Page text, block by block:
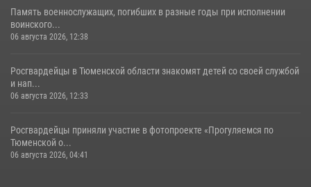
Память военнослужащих, погибших в разные годы при исполнении
воинского...
06 августа 2026, 12:38
Росгвардейцы в Тюменской области знакомят детей со своей службой
и нап...
06 августа 2026, 12:33
Росгвардейцы приняли участие в фотопроекте «Прогуляемся по
Тюменской о...
06 августа 2026, 04:41